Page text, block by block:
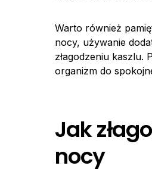
Warto również
nocy, używanie
złagodzeniu kaszlu.
organizm do
Jak
nocy